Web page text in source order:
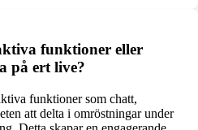
funktioner eller
på ert live?
funktioner som chatt,
att delta i omröstningar under